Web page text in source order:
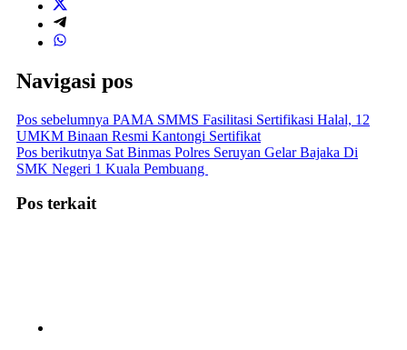
Navigasi pos
Pos sebelumnya PAMA SMMS Fasilitasi Sertifikasi Halal, 12
UMKM Binaan Resmi Kantongi Sertifikat
Pos berikutnya Sat Binmas Polres Seruyan Gelar Bajaka Di
SMK Negeri 1 Kuala Pembuang
Pos terkait